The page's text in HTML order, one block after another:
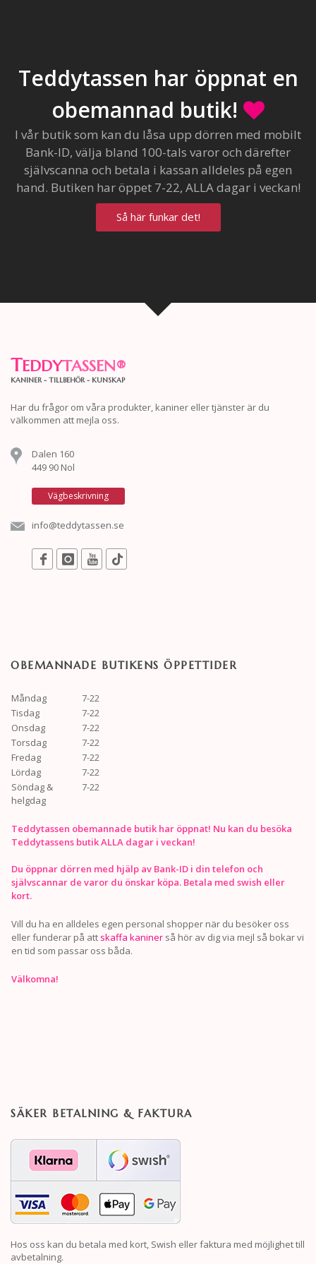
Teddytassen har öppnat en
obemannad butik!
I vår butik som kan du låsa upp dörren med mobilt
Bank-ID, välja bland 100-tals varor och därefter
självscanna och betala i kassan alldeles på egen
hand. Butiken har öppet 7-22, ALLA dagar i veckan!
Så här funkar det!
TEDDYTASSEN®
KANINER - TILLBEHÖR - KUNSKAP
Har du frågor om våra produkter, kaniner eller tjänster är du
välkommen att mejla oss.
Dalen 160
449 90 Nol
Vägbeskrivning
info@teddytassen.se
OBEMANNADE BUTIKENS ÖPPETTIDER
Måndag
7-22
Tisdag
7-22
Onsdag
7-22
Torsdag
7-22
Fredag
7-22
Lördag
7-22
Söndag &
helgdag
7-22
Teddytassen obemannade butik har öppnat! Nu kan du besöka
Teddytassens butik ALLA dagar i veckan!
Du öppnar dörren med hjälp av Bank-ID i din telefon och
självscannar de varor du önskar köpa. Betala med swish eller
kort.
Vill du ha en alldeles egen personal shopper när du besöker oss
eller funderar på att skaffa kaniner så hör av dig via mejl så bokar vi
en tid som passar oss båda.
Välkomna!
SÄKER BETALNING & FAKTURA
Hos oss kan du betala med kort, Swish eller faktura med möjlighet till
avbetalning.